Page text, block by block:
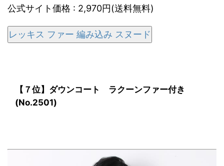
公式サイト価格 : 2,970円(送料無料)
レッキス ファー 編み込み スヌード
【７位】ダウンコート ラクーンファー付き
(No.2501)